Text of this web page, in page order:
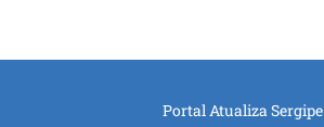
Portal Atualiza Sergipe